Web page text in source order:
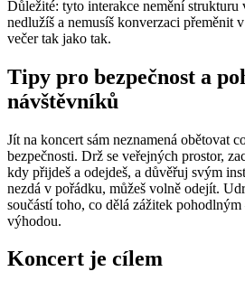
Důležité: tyto interakce nemění strukturu
nedlužíš a nemusíš konverzaci přeměnit
večer tak jako tak.
Tipy pro bezpečnost a
návštěvníků
Jít na koncert sám neznamená obětovat
bezpečnosti. Drž se veřejných prostor,
kdy přijdeš a odejdeš, a důvěřuj svým
nezdá v pořádku, můžeš volně odejít.
součástí toho, co dělá zážitek
výhodou.
Koncert je cílem